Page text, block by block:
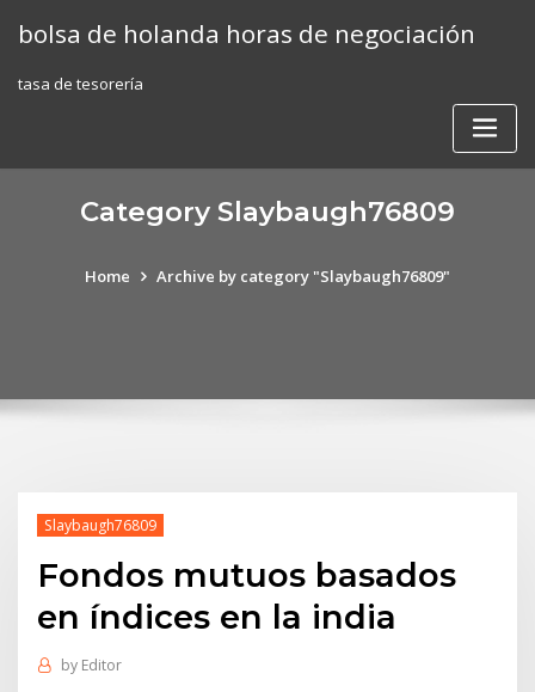
bolsa de holanda horas de negociación
tasa de tesorería
Category Slaybaugh76809
Home Archive by category "Slaybaugh76809"
Slaybaugh76809
Fondos mutuos basados ​​
en índices en la india
by Editor